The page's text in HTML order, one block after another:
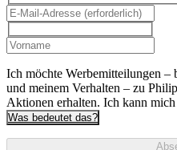
Ich möchte Werbemitteilungen –
und meinem Verhalten – zu
Aktionen erhalten. Ich kann
Was bedeutet das?